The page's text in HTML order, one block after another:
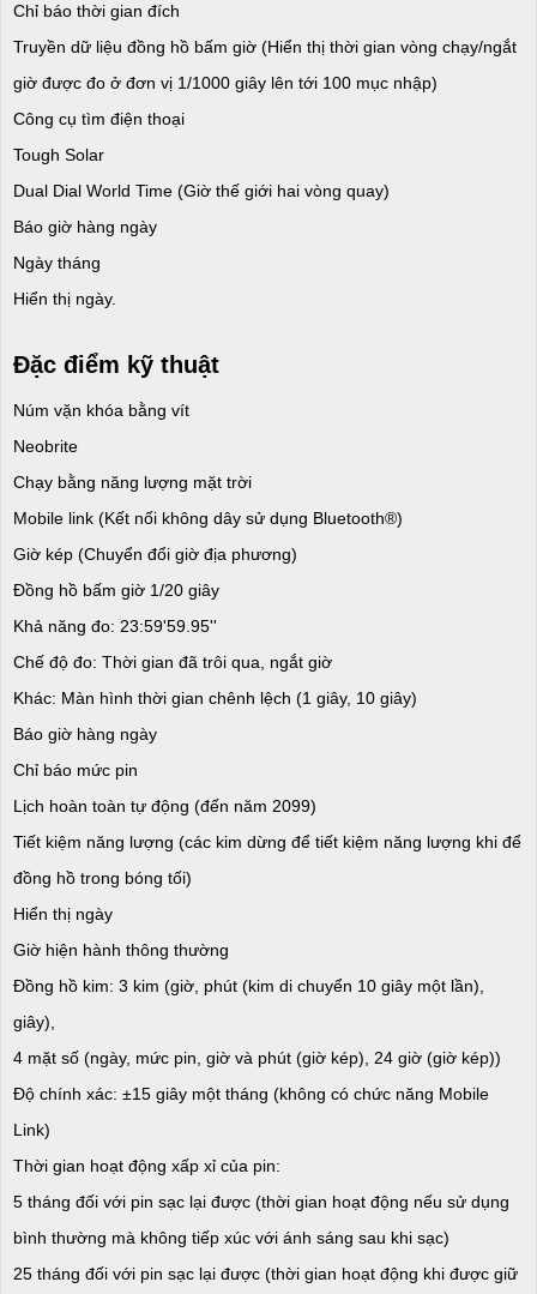
Chỉ báo thời gian đích
Truyền dữ liệu đồng hồ bấm giờ (Hiển thị thời gian vòng chạy/ngắt
giờ được đo ở đơn vị 1/1000 giây lên tới 100 mục nhập)
Công cụ tìm điện thoại
Tough Solar
Dual Dial World Time (Giờ thế giới hai vòng quay)
Báo giờ hàng ngày
Ngày tháng
Hiển thị ngày.
Đặc điểm kỹ thuật
Núm vặn khóa bằng vít
Neobrite
Chạy bằng năng lượng mặt trời
Mobile link (Kết nối không dây sử dụng Bluetooth®)
Giờ kép (Chuyển đổi giờ địa phương)
Đồng hồ bấm giờ 1/20 giây
Khả năng đo: 23:59'59.95''
Chế độ đo: Thời gian đã trôi qua, ngắt giờ
Khác: Màn hình thời gian chênh lệch (1 giây, 10 giây)
Báo giờ hàng ngày
Chỉ báo mức pin
Lịch hoàn toàn tự động (đến năm 2099)
Tiết kiệm năng lượng (các kim dừng để tiết kiệm năng lượng khi để
đồng hồ trong bóng tối)
Hiển thị ngày
Giờ hiện hành thông thường
Đồng hồ kim: 3 kim (giờ, phút (kim di chuyển 10 giây một lần),
giây),
4 mặt số (ngày, mức pin, giờ và phút (giờ kép), 24 giờ (giờ kép))
Độ chính xác: ±15 giây một tháng (không có chức năng Mobile
Link)
Thời gian hoạt động xấp xỉ của pin:
5 tháng đối với pin sạc lại được (thời gian hoạt động nếu sử dụng
bình thường mà không tiếp xúc với ánh sáng sau khi sạc)
25 tháng đối với pin sạc lại được (thời gian hoạt động khi được giữ